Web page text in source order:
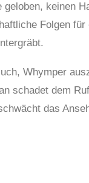
keinen
Folgen
Whymper
schadet dem
das